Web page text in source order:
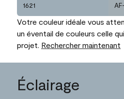
1621
Votre couleur idéale vous
un éventail de couleurs celle
projet. Rechercher maintenant
Éclairage